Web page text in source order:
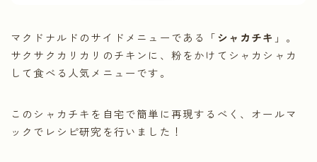
マクドナルドのサイドメニューである「シャカチキ 」。
サクサクカリカリのチキンに、粉をかけてシャカシャカ
して食べる人気メニューです。
このシャカチキを自宅で簡単に再現するべく、オールマ
ックでレシピ研究を行いました！